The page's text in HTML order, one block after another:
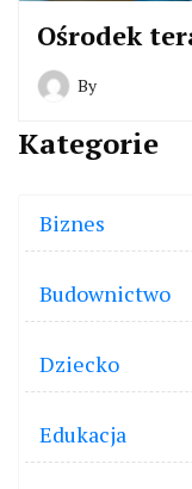
Ośrodek
By
Kategorie
Biznes
Budownictwo
Dziecko
Edukacja